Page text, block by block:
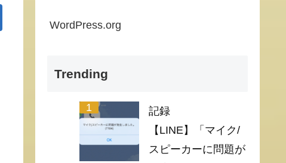
WordPress.org
Trending
記録
【LINE】「マイク/
スピーカーに問題が